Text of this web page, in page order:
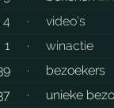
4
·
video's
1
·
winactie
·
bezoekers
·
unieke